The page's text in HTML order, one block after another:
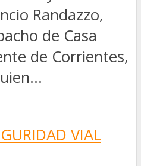
Randazzo,
de Casa
de Corrientes,
VIAL